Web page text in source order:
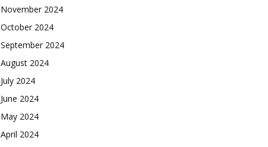
November 2024
October 2024
September 2024
August 2024
July 2024
June 2024
May 2024
April 2024